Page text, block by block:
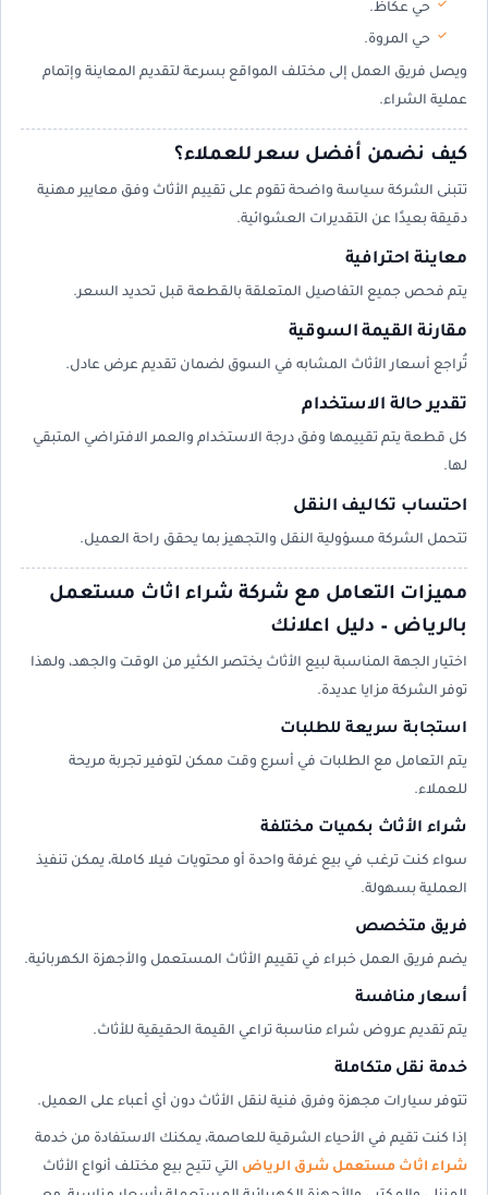
حي عكاظ.
حي المروة.
ويصل فريق العمل إلى مختلف المواقع بسرعة لتقديم المعاينة وإتمام
عملية الشراء.
كيف نضمن أفضل سعر للعملاء؟
تتبنى الشركة سياسة واضحة تقوم على تقييم الأثاث وفق معايير مهنية
دقيقة بعيدًا عن التقديرات العشوائية.
معاينة احترافية
يتم فحص جميع التفاصيل المتعلقة بالقطعة قبل تحديد السعر.
مقارنة القيمة السوقية
تُراجع أسعار الأثاث المشابه في السوق لضمان تقديم عرض عادل.
تقدير حالة الاستخدام
كل قطعة يتم تقييمها وفق درجة الاستخدام والعمر الافتراضي المتبقي
لها.
احتساب تكاليف النقل
تتحمل الشركة مسؤولية النقل والتجهيز بما يحقق راحة العميل.
مميزات التعامل مع شركة شراء اثاث مستعمل
بالرياض – دليل اعلانك
اختيار الجهة المناسبة لبيع الأثاث يختصر الكثير من الوقت والجهد، ولهذا
توفر الشركة مزايا عديدة.
استجابة سريعة للطلبات
يتم التعامل مع الطلبات في أسرع وقت ممكن لتوفير تجربة مريحة
للعملاء.
شراء الأثاث بكميات مختلفة
سواء كنت ترغب في بيع غرفة واحدة أو محتويات فيلا كاملة، يمكن تنفيذ
العملية بسهولة.
فريق متخصص
يضم فريق العمل خبراء في تقييم الأثاث المستعمل والأجهزة الكهربائية.
أسعار منافسة
يتم تقديم عروض شراء مناسبة تراعي القيمة الحقيقية للأثاث.
خدمة نقل متكاملة
تتوفر سيارات مجهزة وفرق فنية لنقل الأثاث دون أي أعباء على العميل.
إذا كنت تقيم في الأحياء الشرقية للعاصمة، يمكنك الاستفادة من خدمة
شراء اثاث مستعمل شرق الرياض التي تتيح بيع مختلف أنواع الأثاث